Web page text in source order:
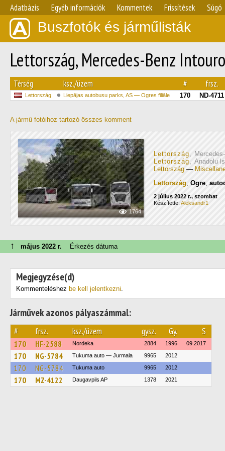
Adatbázis Egyéb információk Kommentek Frissítések Súgó
Buszfotók és járműlisták
Lettország, Mercedes-Benz
Térség ksz./üzem # frsz.
Lettország Liepājas autobusu parks, AS — Ogres filiāle 170 ND-4711
A jármű fotóihoz tartozó összes komment
1764
Lettország,
Lettország, Anadolu
Lettország —
Lettország, Ogre,
2 július 2022 г., szombat
Készítette:Aleksandr1
↑ május 2022 г. Érkezés dátuma
Megjegyzése(d)
Kommenteléshez be kell jelentkezni.
Járművek azonos pályaszámmal:
# frsz. ksz./üzem gysz. Gy. S
170 HF-2588 Nordeka 2884 1996 09.2017
170 NG-5784 Tukuma auto — Jurmala 9965 2012
170 NG-5784 Tukuma auto 9965 2012
170 MZ-4122 Daugavpils AP 1378 2021